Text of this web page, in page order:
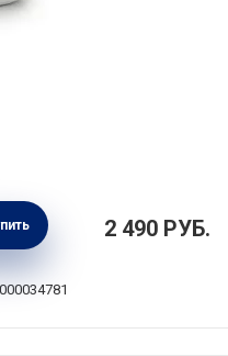
& Take 500 мл,
2042032 490 РУБ.